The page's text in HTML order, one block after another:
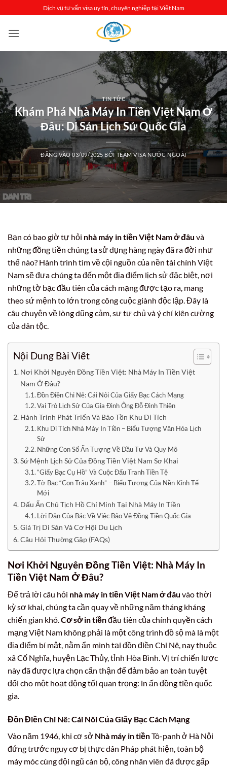
qua
nội
Dịch vụ tư vấn visa uy tín, chuyên nghiệp tại Việt Nam
TIN TỨC
Khám Phá Nhà Máy In Tiền Việt Nam Ở
Đâu: Di Sản Lịch Sử Quốc Gia
ĐĂNG VÀO03/09/2025 BỞITEAM VISA NƯỚC NGOÀI
Bạn có bao giờ tự hỏi nhà máy in tiền Việt Nam ở đâu và
những đồng tiền chúng ta sử dụng hàng ngày đã ra đời như
thế nào? Hành trình tìm về cội nguồn của nền tài chính Việt
Nam sẽ đưa chúng ta đến một địa điểm lịch sử đặc biệt, nơi
những tờ bạc đầu tiên của cách mạng được tạo ra, mang
theo sứ mệnh to lớn trong công cuộc giành độc lập. Đây là
câu chuyện về lòng dũng cảm, sự tự chủ và ý chí kiên cường
của dân tộc.
Nội Dung Bài Viết
Nơi Khởi Nguyên Đồng Tiền Việt: Nhà Máy In Tiền Việt
Nam Ở Đâu?
Đồn Điền Chi Nê: Cái Nôi Của Giấy Bạc Cách Mạng
Vai Trò Lịch Sử Của Gia Đình Ông Đỗ Đình Thiện
Hành Trình Phát Triển Và Bảo Tồn Khu Di Tích
Khu Di Tích Nhà Máy In Tiền – Biểu Tượng Văn Hóa Lịch
Sử
Những Con Số Ấn Tượng Về Đầu Tư Và Quy Mô
Sứ Mệnh Lịch Sử Của Đồng Tiền Việt Nam Sơ Khai
“Giấy Bạc Cụ Hồ” Và Cuộc Đấu Tranh Tiền Tệ
Tờ Bạc “Con Trâu Xanh” – Biểu Tượng Của Nền Kinh Tế
Mới
Dấu Ấn Chủ Tịch Hồ Chí Minh Tại Nhà Máy In Tiền
Lời Dặn Của Bác Về Việc Bảo Vệ Đồng Tiền Quốc Gia
Giá Trị Di Sản Và Cơ Hội Du Lịch
Câu Hỏi Thường Gặp (FAQs)
Nơi Khởi Nguyên Đồng Tiền Việt: Nhà Máy In
Tiền Việt Nam Ở Đâu?
Để trả lời câu hỏi nhà máy in tiền Việt Nam ở đâu vào thời
kỳ sơ khai, chúng ta cần quay về những năm tháng kháng
chiến gian khó.Cơ sở in tiềnđầu tiên của chính quyền cách
mạng Việt Nam không phải là một công trình đồ sộ mà là một
địa điểm bí mật, nằm ẩn mình tại đồn điền Chi Nê, nay thuộc
xã Cố Nghĩa, huyện Lạc Thủy, tỉnh Hòa Bình. Vị trí chiến lược
này đã được lựa chọn cẩn thận để đảm bảo an toàn tuyệt
đối cho một hoạt động tối quan trọng: in ấn đồng tiền quốc
gia.
Đồn Điền Chi Nê: Cái Nôi Của Giấy Bạc Cách Mạng
Vào năm 1946, khi cơ sở Nhà máy in tiềnTô-panh ở Hà Nội
đứng trước nguy cơ bị thực dân Pháp phát hiện, toàn bộ
máy móc cùng đội ngũ cán bộ, công nhân viên đã được gấp